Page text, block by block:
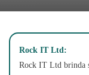
Rock IT Ltd:
Rock IT Ltd brinda